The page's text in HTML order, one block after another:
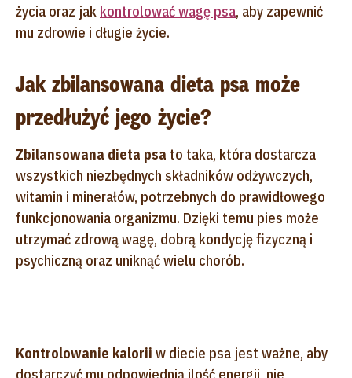
życia oraz jak kontrolować wagę psa, aby zapewnić
mu zdrowie i długie życie.
Jak zbilansowana dieta psa może
przedłużyć jego życie?
Zbilansowana dieta psa to taka, która dostarcza
wszystkich niezbędnych składników odżywczych,
witamin i minerałów, potrzebnych do prawidłowego
funkcjonowania organizmu. Dzięki temu pies może
utrzymać zdrową wagę, dobrą kondycję fizyczną i
psychiczną oraz uniknąć wielu chorób.
Kontrolowanie kalorii w diecie psa jest ważne, aby
dostarczyć mu odpowiednią ilość energii, nie